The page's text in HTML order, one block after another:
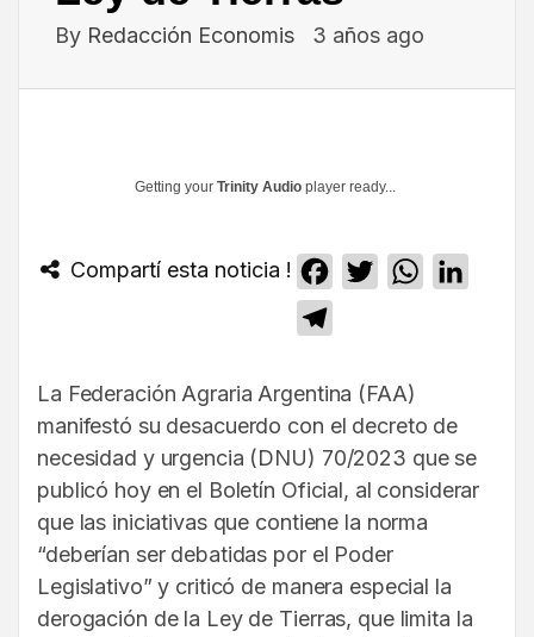
By Redacción Economis 3 años ago
Getting your Trinity Audio player ready...
Compartí esta noticia ! Facebook
TwitterWhatsApp
La Federación Agraria Argentina (FAA)
manifestó su desacuerdo con el decreto de
necesidad y urgencia (DNU) 70/2023 que se
publicó hoy en el Boletín Oficial, al considerar
que las iniciativas que contiene la norma
“deberían ser debatidas por el Poder
Legislativo” y criticó de manera especial la
derogación de la Ley de Tierras, que limita la